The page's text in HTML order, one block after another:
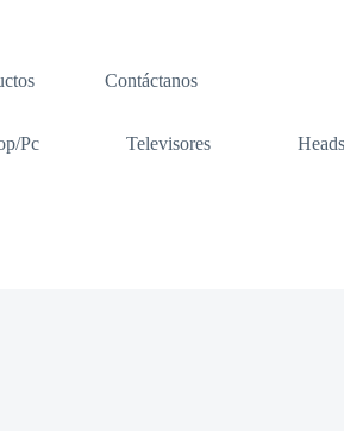
Contáctanos
Pc Televisores